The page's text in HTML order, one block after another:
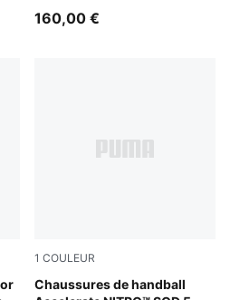
160,00 €
Green Glare
1 COULEUR
Chaussures de handball
PUMA White-Royal